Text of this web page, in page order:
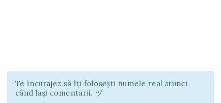
Te încurajez să îți folosești numele real atunci
când lași comentarii. ヅ